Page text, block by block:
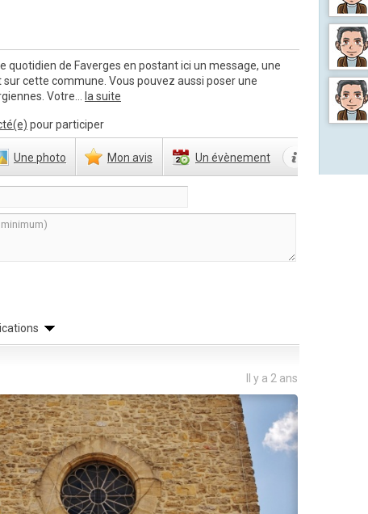
quotidien de Faverges en postant ici un message, une
cette commune. Vous pouvez aussi poser une
Votre...
la suite
pour participer
Une photo Mon avis Un évènement
Il y a 2 ans